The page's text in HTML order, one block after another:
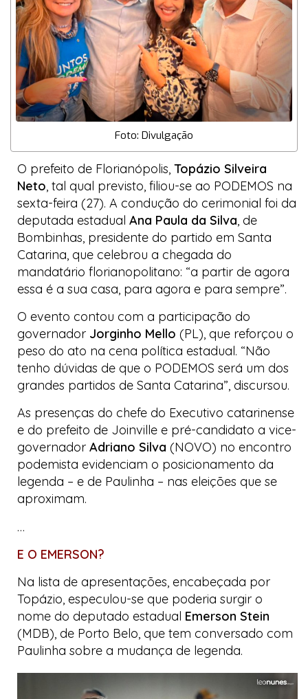
Foto: Divulgação
O prefeito de Florianópolis, Topázio Silveira
Neto, tal qual previsto, filiou-se ao PODEMOS na
sexta-feira (27). A condução do cerimonial foi da
deputada estadual Ana Paula da Silva, de
Bombinhas, presidente do partido em Santa
Catarina, que celebrou a chegada do
mandatário florianopolitano: “a partir de agora
essa é a sua casa, para agora e para sempre”.
O evento contou com a participação do
governador Jorginho Mello (PL), que reforçou o
peso do ato na cena política estadual. “Não
tenho dúvidas de que o PODEMOS será um dos
grandes partidos de Santa Catarina”, discursou.
As presenças do chefe do Executivo catarinense
e do prefeito de Joinville e pré-candidato a vice-
governador Adriano Silva (NOVO) no encontro
podemista evidenciam o posicionamento da
legenda – e de Paulinha – nas eleições que se
aproximam.
…
E O EMERSON?
Na lista de apresentações, encabeçada por
Topázio, especulou-se que poderia surgir o
nome do deputado estadual Emerson Stein
(MDB), de Porto Belo, que tem conversado com
Paulinha sobre a mudança de legenda.